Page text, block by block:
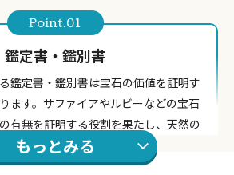
もっとみる
Point.01
鑑定書・鑑別書
鑑定書・鑑別書は宝石の価値を証明す
ます。サファイアやルビーなどの宝石
有無を証明する役割を果たし、天然の
は高くなります。